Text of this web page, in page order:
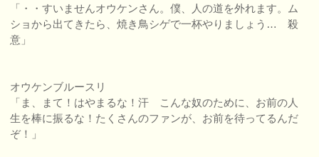
「・・すいませんオウケンさん。僕、人の道を外れます。ム
ショから出てきたら、焼き鳥シゲで一杯やりましょう… 殺
意」
オウケンブルースリ
「ま、まて！はやまるな！汗 こんな奴のために、お前の人
生を棒に振るな！たくさんのファンが、お前を待ってるんだ
ぞ！」